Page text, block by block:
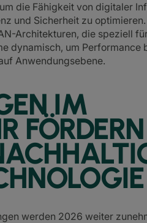
die Fähigkeit von digitaler
und Sicherheit zu
Architekturen, die speziell
dynamisch, um Performance
Anwendungsebene.
IM
FÖRDERN
werden 2026 weiter